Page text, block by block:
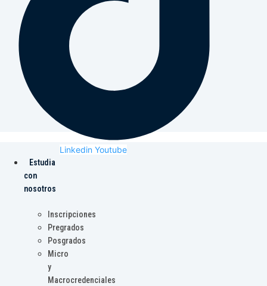
Linkedin Youtube
Estudia
con
nosotros
Inscripciones
Pregrados
Posgrados
Micro
y
Macrocredenciales